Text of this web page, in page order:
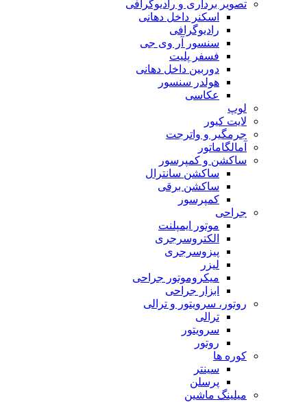
تصویر برداری و رادیوگرافی
اسکنر داخل دهانی
رادیوگرافی
سنسور آر وی جی
فسفر پلیت
دوربین داخل دهانی
هولدر سنسور
عکاسی
لوپ
لایت کیور
جرمگیر و واترجت
آمالگاماتور
ساکشن و کمپرسور
ساکشن سانترال
ساکشن برقی
کمپرسور
جراحی
موتور ایمپلنت
الکتروسرجری
پیزوسرجری
لیزر
میکروموتور جراحی
ابزار جراحی
روتور، سرویتور و ترالی
ترالی
سرویتور
روتور
کوره ها
سینتر
پرسلن
میلینگ ماشین